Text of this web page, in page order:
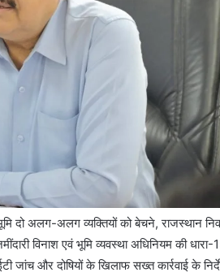
अलग-अलग व्यक्तियों को बेचने, राजस्थान
विनाश एवं भूमि व्यवस्था अधिनियम की
और दोषियों के खिलाफ सख्त कार्रवाई के